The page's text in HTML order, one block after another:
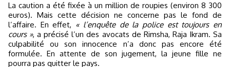
La caution a été fixée à un million de roupies (environ 8 300
euros). Mais cette décision ne concerne pas le fond de
l’affaire. En effet, « l’enquête de la police est toujours en
cours », a précisé l’un des avocats de Rimsha, Raja Ikram. Sa
culpabilité ou son innocence n’a donc pas encore été
formulée. En attente de son jugement, la jeune fille ne
pourra pas quitter le pays.